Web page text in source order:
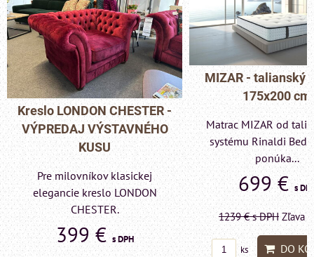
MIZAR - talianský matrac
175x200 cm
Matrac MIZAR od talianskeho
systému Rinaldi Bed System
ponúka...
699 €s DPH
1239 €s DPH Zľava 43.6%
ks DO KOŠÍKA
Pohovka LONDON
- VÝPREDAJ
KUSU
Pre milovníkov
elegancie kreslo a
LONDON
599 €s